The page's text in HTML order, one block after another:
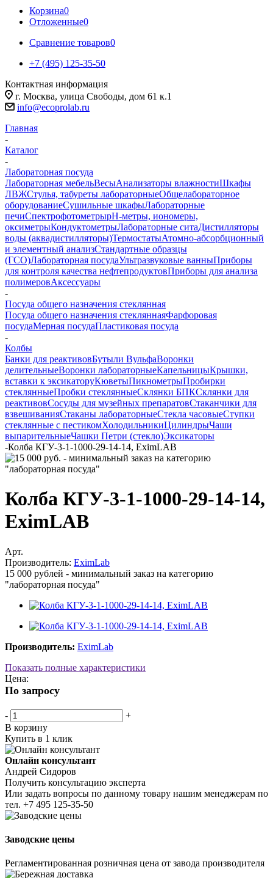
Корзина0
Отложенные0
Сравнение товаров0
+7 (495) 125-35-50
Контактная информация
г. Москва, улица Свободы, дом 61 к.1
info@ecoprolab.ru
Главная
-
Каталог
-
Лабораторная посуда
Лабораторная мебельВесыАнализаторы влажностиШкафы
ЛВЖСтулья, табуреты лабораторныеОбщелабораторное
оборудованиеСушильные шкафыЛабораторные
печиСпектрофотометрыpH-метры, иономеры,
оксиметрыКондуктометрыЛабораторные ситаДистилляторы
воды (аквадистилляторы)ТермостатыАтомно-абсорбционный
и элементный анализСтандартные образцы
(ГСО)Лабораторная посудаУльтразвуковые ванныПриборы
для контроля качества нефтепродуктовПриборы для анализа
полимеровАксессуары
-
Посуда общего назначения стеклянная
Посуда общего назначения стекляннаяФарфоровая
посудаМерная посудаПластиковая посуда
-
Колбы
Банки для реактивовБутыли ВульфаВоронки
делительныеВоронки лабораторныеКапельницыКрышки,
вставки к эксикаторуКюветыПикнометрыПробирки
стеклянныеПробки стеклянныеСклянки БПКСклянки для
реактивовСосуды для музейных препаратовСтаканчики для
взвешиванияСтаканы лабораторныеСтекла часовыеСтупки
стеклянные с пестикомХолодильникиЦилиндрыЧаши
выпарительныеЧашки Петри (стекло)Эксикаторы
-Колба КГУ-3-1-1000-29-14-14, EximLAB
Колба КГУ-3-1-1000-29-14-14,
EximLAB
Арт.
Производитель: EximLab
15 000 рублей - минимальный заказ на категорию
"лабораторная посуда"
Производитель: EximLab
Показать полные характеристики
Цена:
По запросу
-
+
В корзину
Купить в 1 клик
Онлайн консультант
Андрей Сидоров
Получить консультацию эксперта
Или задать вопросы по данному товару нашим менеджерам по
тел. +7 495 125-35-50
Заводские цены
Регламентированная розничная цена от завода производителя